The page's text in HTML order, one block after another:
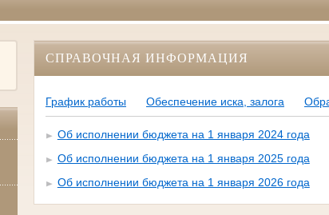
СПРАВОЧНАЯ ИНФОРМАЦИЯ
График работы Обеспечение иска, залога
Об исполнении бюджета на 1 января 2024 года
Об исполнении бюджета на 1 января 2025 года
Об исполнении бюджета на 1 января 2026 года